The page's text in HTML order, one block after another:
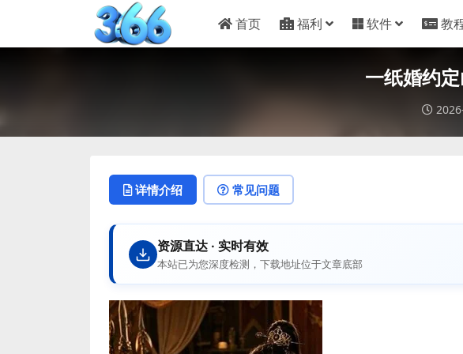
首页 福利 软件 教
一纸婚约
详情介绍 常见问题
资源直达 · 实时有效
本站已为您深度检测，下载地址位于文章底部